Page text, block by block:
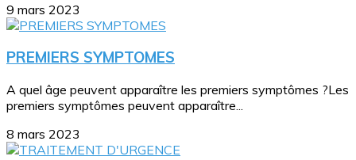
9 mars 2023
PREMIERS SYMPTOMES
A quel âge peuvent apparaître les premiers symptômes ?Les
premiers symptômes peuvent apparaître...
8 mars 2023